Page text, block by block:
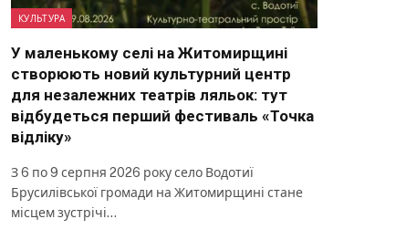
КУЛЬТУРА
У маленькому селі на Житомирщині
створюють новий культурний центр
для незалежних театрів ляльок: тут
відбудеться перший фестиваль «Точка
відліку»
З 6 по 9 серпня 2026 року село Водотиї
Брусилівської громади на Житомирщині стане
місцем зустрічі…